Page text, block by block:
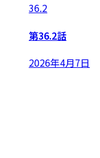
36.2
第36.2話
2026年4月7日